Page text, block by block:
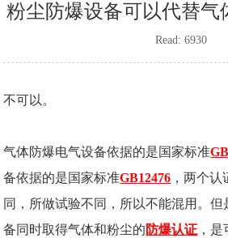
粉尘防爆设备可以代替气
Read: 6930
不可以。
气体防爆电气设备依据的是国家标准
备依据的是国家标准GB12476 ，两个
同，所做试验不同，所以不能混用。
备同时取得气体和粉尘的 防爆认证 ，